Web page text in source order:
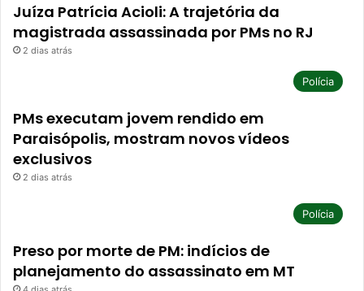
Juíza Patrícia Acioli: A trajetória da
magistrada assassinada por PMs no RJ
2 dias atrás
Polícia
PMs executam jovem rendido em
Paraisópolis, mostram novos vídeos
exclusivos
2 dias atrás
Polícia
Preso por morte de PM: indícios de
planejamento do assassinato em MT